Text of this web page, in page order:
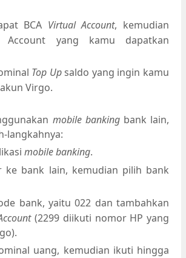
BCA Virtual Account, kemudian
Account yang kamu dapatkan
Top Upsaldo yang ingin kamu
Virgo.
mobile banking bank lain,
langkahnya:
mobile banking.
ke bank lain, kemudian pilih bank
bank, yaitu 022 dan tambahkan
(2299 diikuti nomor HP yang
uang, kemudian ikuti hingga